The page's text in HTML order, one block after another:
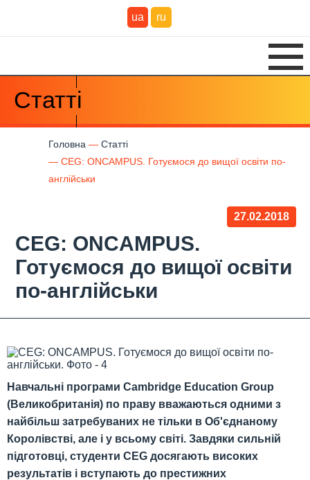
ua ru
Статті
Головна
Статті
CEG: ONCAMPUS. Готуємося до вищої освіти по-
англійськи
CEG: ONCAMPUS.
Готуємося до вищої освіти
по-англійськи
27.02.2018
Навчальні програми Cambridge Education Group
(Великобританія) по праву вважаються одними з
найбільш затребуваних не тільки в Об'єднаному
Королівстві, але і у всьому світі. Завдяки сильній
підготовці, студенти CEG досягають високих
результатів і вступають до престижних